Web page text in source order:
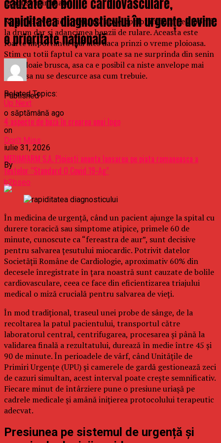
produse minunate!
Nu uita sa verifici presiunea anvelopelor inainte de a porni
la drum dar si adancimea benzii de rulare. Aceasta este
foarte importanta mai ales daca prinzi o vreme ploioasa.
Stim cu totii faptul ca vara poate sa ne surprinda din senin
cu o ploaie brusca, asa ca e posibil ca niste anvelope mai
uzate sa nu se descurce asa cum trebuie.
Related Topics:
Up Next
4 aspecte de bază în crearea unui logo
Don't Miss
MEDIMFARM S.A. Ploiesti anunta lansarea pe piata romaneasca a
testelor “Standard Q Covid 19-Ag”
cauzate de bolile cardiovasculare,
rapiditatea diagnosticului în urgențe devine
o prioritate națională
Published
o săptămână ago
on
iulie 31, 2026
By
b2bseo
În medicina de urgență, când un pacient ajunge la spital cu
durere toracică sau simptome atipice, primele 60 de
minute, cunoscute ca “fereastra de aur”, sunt decisive
pentru salvarea țesutului miocardic. Potrivit datelor
Societății Române de Cardiologie, aproximativ 60% din
decesele înregistrate în țara noastră sunt cauzate de bolile
cardiovasculare, ceea ce face din eficientizarea triajului
medical o miză crucială pentru salvarea de vieți.
În mod tradițional, traseul unei probe de sânge, de la
recoltarea la patul pacientului, transportul către
laboratorul central, centrifugarea, procesarea și până la
validarea finală a rezultatului, durează în medie între 45 și
90 de minute. În perioadele de vârf, când Unitățile de
Primiri Urgențe (UPU) și camerele de gardă gestionează zeci
de cazuri simultan, acest interval poate crește semnificativ.
Fiecare minut de întârziere pune o presiune uriașă pe
cadrele medicale și amână inițierea protocolului terapeutic
adecvat.
Presiunea pe sistemul de urgență și